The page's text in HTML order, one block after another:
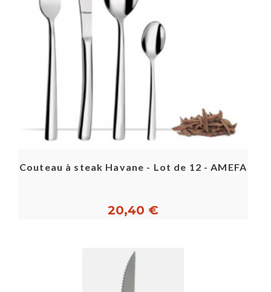
Couteau à steak Havane - Lot de 12 - AMEFA
20,40 €